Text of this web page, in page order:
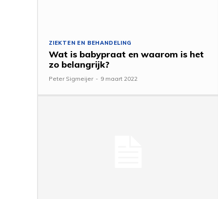
ZIEKTEN EN BEHANDELING
Wat is babypraat en waarom is het
zo belangrijk?
Peter Sigmeijer - 9 maart 2022